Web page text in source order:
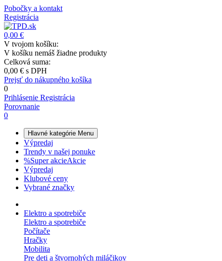
Pobočky a kontakt
Registrácia
0,00 €
V tvojom košíku:
V košíku nemáš žiadne produkty
Celková suma:
0,00 € s DPH
Prejsť do nákupného košíka
0
Prihlásenie Registrácia
Porovnanie
0
Hlavné kategórie Menu
Výpredaj
Trendy v našej ponuke
%Super akcieAkcie
Výpredaj
Klubové ceny
Vybrané značky
Elektro a spotrebiče
Elektro a spotrebiče
Počítače
Hračky
Mobilita
Pre deti a štvornohých miláčikov